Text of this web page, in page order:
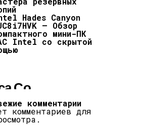
P7
Со
Hades Canyon
— Обзор
мини-ПК
Intel со скрытой
комментарии
комментариев для